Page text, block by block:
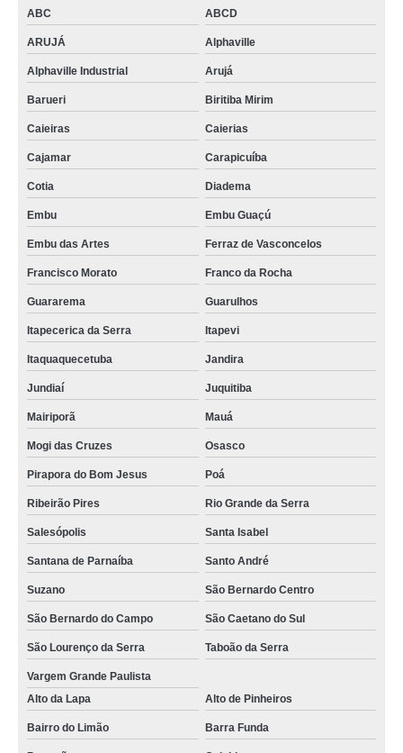
ABC ABCD
ARUJÁ Alphaville
Alphaville Industrial Arujá
Barueri Biritiba Mirim
Caieiras Caierias
Cajamar Carapicuíba
Cotia Diadema
Embu Embu Guaçú
Embu das Artes Ferraz de Vasconcelos
Francisco Morato Franco da Rocha
Guararema Guarulhos
Itapecerica da Serra Itapevi
Itaquaquecetuba Jandira
Jundiaí Juquitiba
Mairiporã Mauá
Mogi das Cruzes Osasco
Pirapora do Bom Jesus Poá
Ribeirão Pires Rio Grande da Serra
Salesópolis Santa Isabel
Santana de Parnaíba Santo André
Suzano São Bernardo Centro
São Bernardo do Campo São Caetano do Sul
São Lourenço da Serra Taboão da Serra
Vargem Grande Paulista
Alto da Lapa
Alto de Pinheiros
Bairro do Limão Barra Funda